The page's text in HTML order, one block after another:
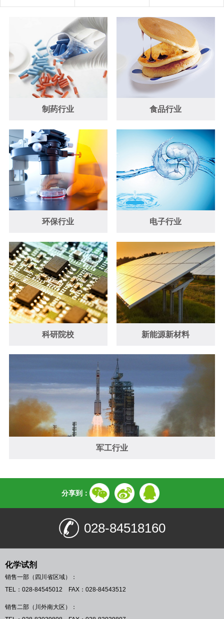
制药行业 食品行业
环保行业 电子行业
科研院校 新能源新材料
军工行业
分享到：
028-84518160
化学试剂
销售一部（四川省区域）：
TEL：028-84545012 FAX：028-84543512
销售二部（川外南大区）：